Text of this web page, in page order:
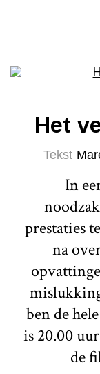
Het
Tekst
In
prestaties
na
ben de
is 20.00
de